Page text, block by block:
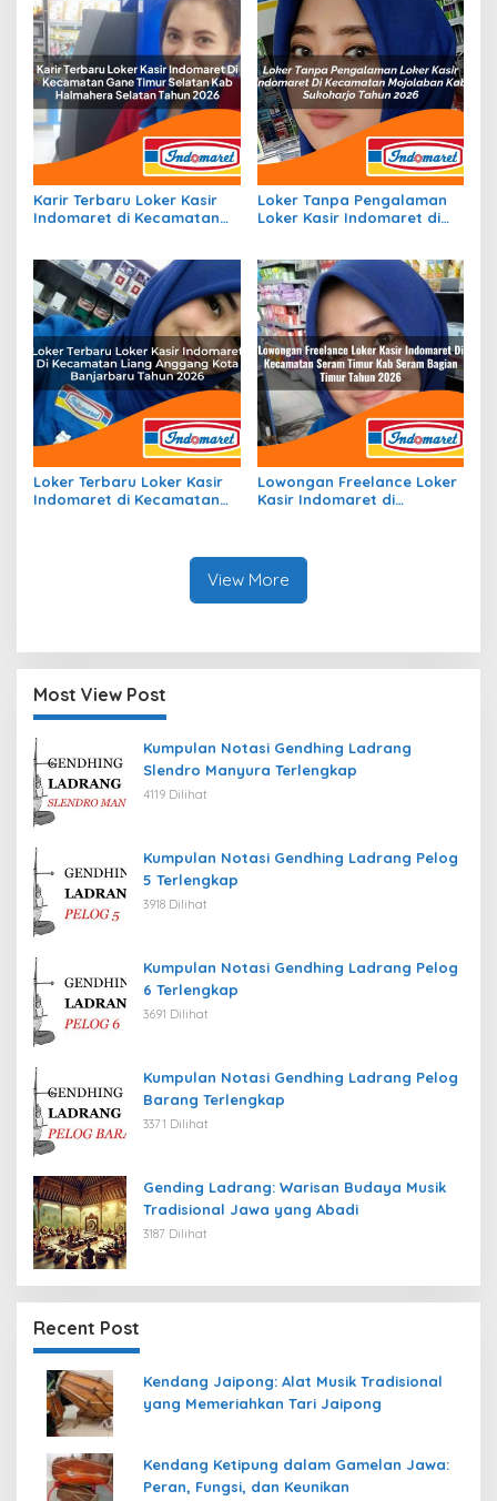
Karir Terbaru Loker Kasir
Indomaret di Kecamatan
2026
Loker Tanpa Pengalaman
Loker Kasir Indomaret di
Loker Terbaru Loker Kasir
Indomaret di Kecamatan
Lowongan Freelance Loker
Kasir Indomaret di
View More
Most View Post
Kumpulan Notasi Gendhing Ladrang
Slendro Manyura Terlengkap
4119 Dilihat
Kumpulan Notasi Gendhing Ladrang Pelog
5 Terlengkap
3918 Dilihat
Kumpulan Notasi Gendhing Ladrang Pelog
6 Terlengkap
3691 Dilihat
Kumpulan Notasi Gendhing Ladrang Pelog
Barang Terlengkap
3371 Dilihat
Gending Ladrang: Warisan Budaya Musik
Tradisional Jawa yang Abadi
3187 Dilihat
Recent Post
Kendang Jaipong: Alat Musik Tradisional
yang Memeriahkan Tari Jaipong
Kendang Ketipung dalam Gamelan Jawa:
Peran, Fungsi, dan Keunikan